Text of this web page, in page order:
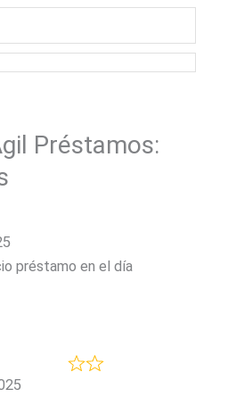
Préstamos:
préstamo en el día